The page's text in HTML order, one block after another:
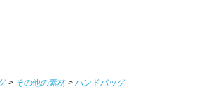
その他の素材
ハンドバッグ